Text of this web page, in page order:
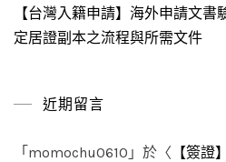
【台灣入籍申請】海外申請文
定居證副本之流程與所需文件
近期留言
「 momochu0610 」於〈 【簽證